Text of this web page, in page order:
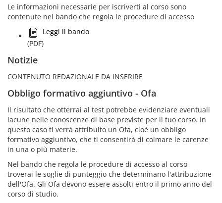
Le informazioni necessarie per iscriverti al corso sono
contenute nel bando che regola le procedure di accesso
Leggi il bando
(PDF)
Notizie
CONTENUTO REDAZIONALE DA INSERIRE
Obbligo formativo aggiuntivo - Ofa
Il risultato che otterrai al test potrebbe evidenziare eventuali
lacune nelle conoscenze di base previste per il tuo corso. In
questo caso ti verrà attribuito un Ofa, cioè un obbligo
formativo aggiuntivo, che ti consentirà di colmare le carenze
in una o più materie.
Nel bando che regola le procedure di accesso al corso
troverai le soglie di punteggio che determinano l'attribuzione
dell'Ofa. Gli Ofa devono essere assolti entro il primo anno del
corso di studio.